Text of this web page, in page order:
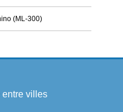
(ML-300)
entre villes